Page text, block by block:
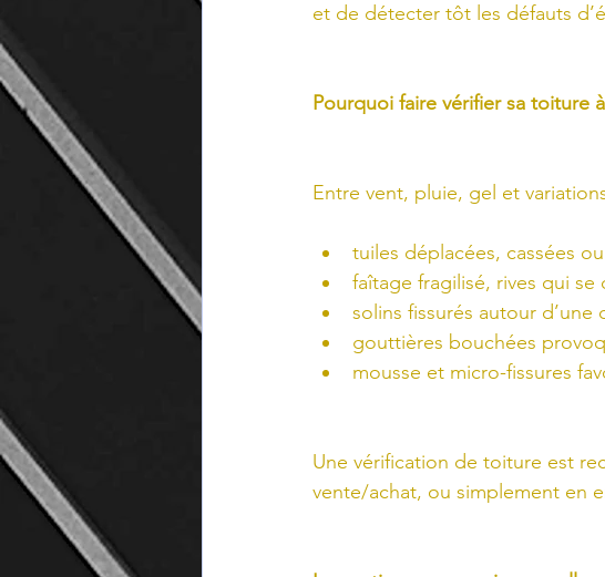
et de détecter tôt les défauts
Pourquoi faire vérifier sa toiture
Entre vent, pluie, gel et
tuiles déplacées, cassées
faîtage fragilisé, rives qui se
solins fissurés autour d’une
gouttières bouchées
mousse et micro-fissures
Une vérification de toiture est
vente/achat, ou simplement en